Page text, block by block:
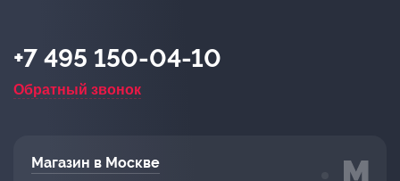
+7 495 150-04-10
Обратный звонок
Магазин в Москве